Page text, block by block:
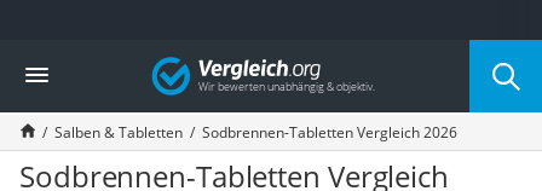
Die beliebtesten Vergleiche nach Kategorie
Drogerie
Inhalator
Haarschneider
Rollator
Vergleich
Salben & Tabletten Sodbrennen-Tabletten Vergleich 2026
Sodbrennen-Tabletten Vergleich